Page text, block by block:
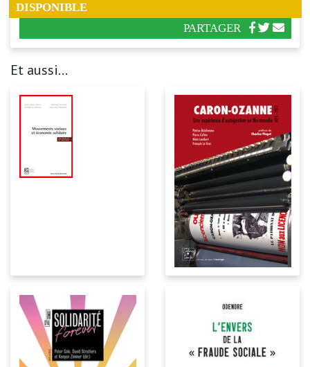
DISPONIBLE
PARTAGER
Et aussi...